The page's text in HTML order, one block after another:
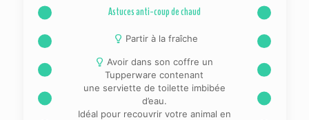
Astuces anti-coup de chaud
Partir à la fraîche
Avoir dans son coffre un
Tupperware contenant
une serviette de toilette imbibée
d’eau.
Idéal pour recouvrir votre animal en